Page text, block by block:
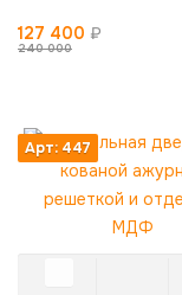
127 400 ₽
240 000
Арт: 447